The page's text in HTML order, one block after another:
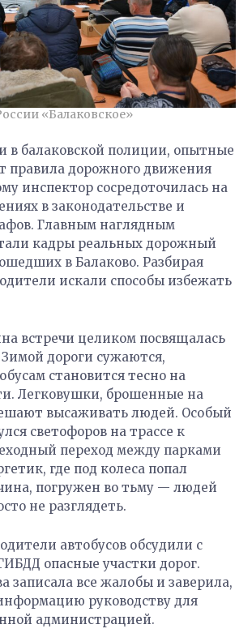
«Балаковское»
в балаковской полиции, опытные
правила дорожного движения
инспектор сосредоточилась на
в законодательстве и
Главным наглядным
кадры реальных дорожный
в Балаково. Разбирая
искали способы избежать
встречи целиком посвящалась
дороги сужаются,
становится тесно на
Легковушки, брошенные на
высаживать людей. Особый
светофоров на трассе к
переход между парками
где под колеса попал
погружен во тьму — людей
не разглядеть.
автобусов обсудили с
опасные участки дорог.
записала все жалобы и заверила,
руководству для
администрацией.